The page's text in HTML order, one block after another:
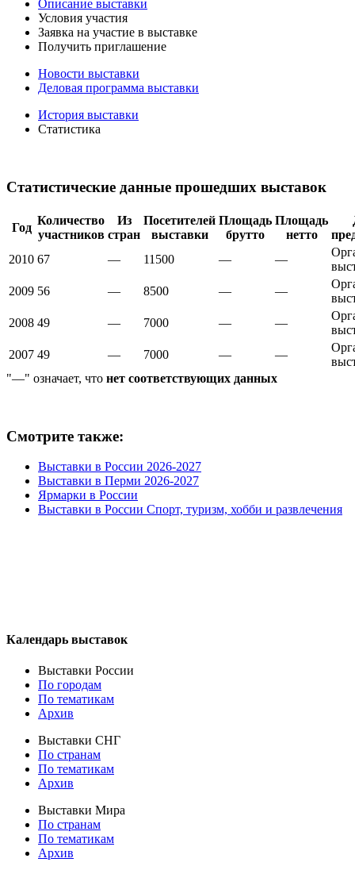
Описание выставки
Условия участия
Заявка на участие в выставке
Получить приглашение
Новости выставки
Деловая программа выставки
История выставки
Статистика
Статистические данные прошедших выставок
Год
Количество
участников
Из
стран
Посетителей
выставки
Площадь
брутто
Площадь
нетто
2010 67 — 11500 — —
2009 56 — 8500 — —
2008 49 — 7000 — —
2007 49 — 7000 — —
"—" означает, что нет соответствующих данных
Смотрите также:
Выставки в России 2026-2027
Выставки в Перми 2026-2027
Ярмарки в России
Выставки в России Спорт, туризм, хобби и развлечения
Календарь выставок
Выставки России
По городам
По тематикам
Архив
Выставки СНГ
По странам
По тематикам
Архив
Выставки Мира
По странам
По тематикам
Архив